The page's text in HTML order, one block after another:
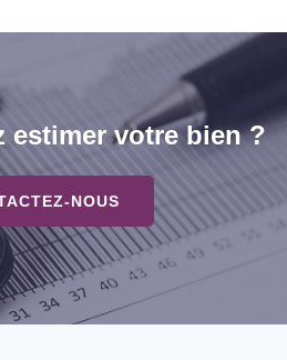
estimer votre bien ?
NOUS